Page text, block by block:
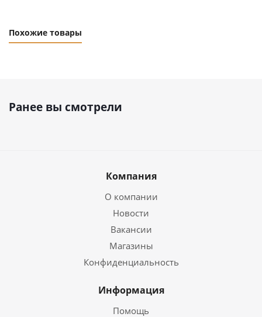
Похожие товары
Ранее вы смотрели
Компания
О компании
Новости
Вакансии
Магазины
Конфиденциальность
Информация
Помощь